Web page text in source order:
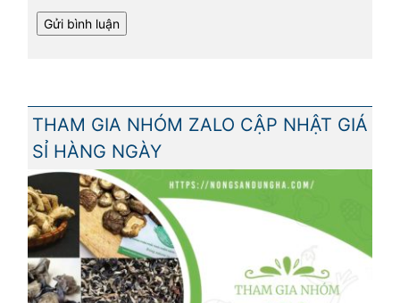
THAM GIA NHÓM ZALO CẬP NHẬT GIÁ
SỈ HÀNG NGÀY